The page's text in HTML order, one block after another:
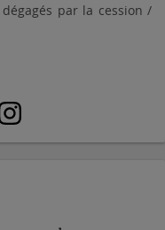
par la cession /